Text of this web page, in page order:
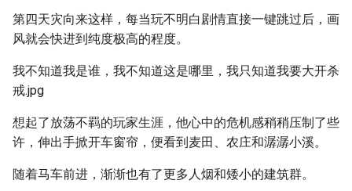
第四天灾向来这样，每当玩不明白剧情直接一键跳过后，画
风就会快进到纯度极高的程度。
我不知道我是谁，我不知道这是哪里，我只知道我要大开杀
戒.jpg
想起了放荡不羁的玩家生涯，他心中的危机感稍稍压制了些
许，伸出手掀开车窗帘，便看到麦田、农庄和潺潺小溪。
随着马车前进，渐渐也有了更多人烟和矮小的建筑群。